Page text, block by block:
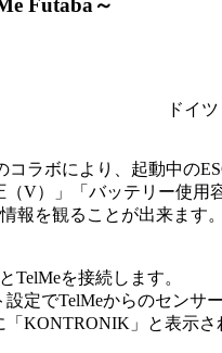
ドイ
コラボにより、起動中の
V）」「バッテリー使
報を観ることが出来ます。
TelMeを接続します。
定でTelMeからのセンサ
KONTRONIK」と表示